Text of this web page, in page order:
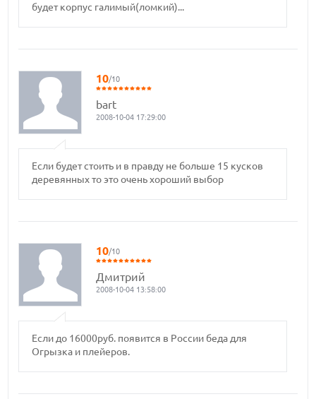
будет корпус галимый(ломкий)...
10/10
bart
2008-10-04 17:29:00
Если будет стоить и в правду не больше 15 кусков
деревянных то это очень хороший выбор
10/10
Дмитрий
2008-10-04 13:58:00
Если до 16000руб. появится в России беда для
Огрызка и плейеров.